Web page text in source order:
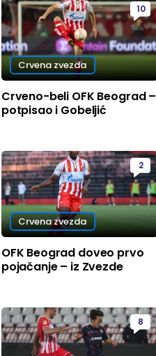
10
Crvena zvezda
Crveno-beli OFK Beograd –
potpisao i Gobeljić
2
Crvena zvezda
OFK Beograd doveo prvo
pojačanje – iz Zvezde
8